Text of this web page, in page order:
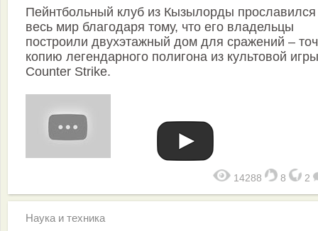
Пейнтбольный клуб из Кызылорды
весь мир благодаря тому, что его владельцы
построили двухэтажный дом для сражений –
копию легендарного полигона из культовой игры
Counter Strike.
14288 8 2
Наука и техника